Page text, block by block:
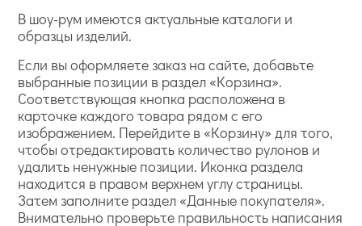
В шоу-рум имеются актуальные каталоги и
образцы изделий.
Если вы оформляете заказ на сайте, добавьте
выбранные позиции в раздел «Корзина».
Соответствующая кнопка расположена в
карточке каждого товара рядом с его
изображением. Перейдите в «Корзину» для того,
чтобы отредактировать количество рулонов и
удалить ненужные позиции. Иконка раздела
находится в правом верхнем углу страницы.
Затем заполните раздел «Данные покупателя».
Внимательно проверьте правильность написания